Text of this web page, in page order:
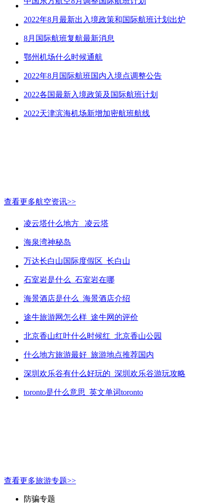
2022年8月最新出入境政策和国际航班计划出炉
8月国际航班复航最新消息
鄂州机场什么时候通航
2022年8月国际航班国内入境点调整公告
2022各国最新入境政策及国际航班计划
2022天津滨海机场新增加密航班航线
查看更多航空资讯>>
凌云塔什么地方_ 凌云塔
海泉湾神秘岛
万达长白山国际度假区_长白山
石室岩是什么_石室岩在哪
海景酒店是什么_海景酒店介绍
途牛旅游网怎么样_途牛网的评价
北京香山红叶什么时候红_北京香山公园
什么地方旅游最好_旅游地点推荐国内
深圳欢乐谷有什么好玩的_深圳欢乐谷游玩攻略
toronto是什么意思_英文单词toronto
查看更多旅游专题>>
防骗专题